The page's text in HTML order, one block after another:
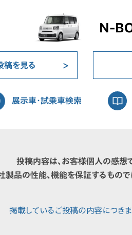
N-
稿を見る
展示車・試乗車検索
投稿内容は、お客様個人の感想で
製品の性能、機能を保証するもので